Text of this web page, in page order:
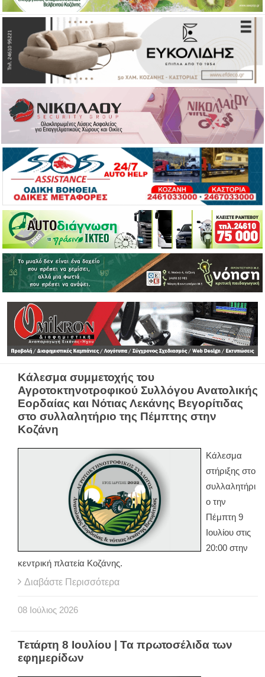
Κάλεσμα συμμετοχής του
Αγροτοκτηνοτροφικού Συλλόγου Ανατολικής
Εορδαίας και Νότιας Λεκάνης Βεγορίτιδας
στο συλλαλητήριο της Πέμπτης στην
Κοζάνη
Κάλεσμα
στήριξης στο
συλλαλητήρι
ο την
Πέμπτη 9
Ιουλίου στις
20:00 στην
κεντρική πλατεία Κοζάνης.
Διαβάστε Περισσότερα
08 Ιούλιος 2026
Τετάρτη 8 Ιουλίου | Τα πρωτοσέλιδα των
εφημερίδων